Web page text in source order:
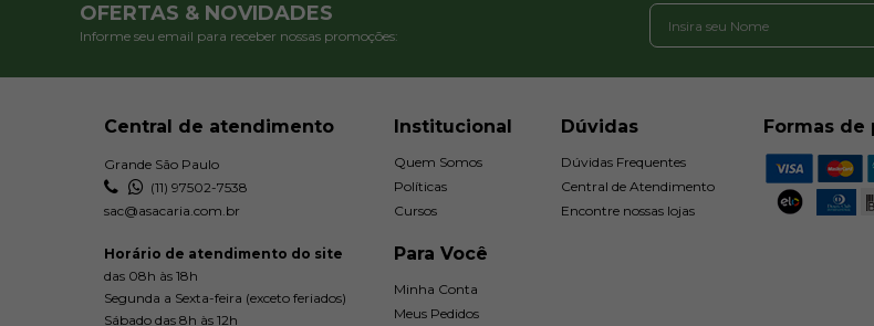
OFERTAS & NOVIDADES
Informe seu email para receber nossas promoções:
Central de atendimento
Grande São Paulo
(11) 97502-7538
sac@asacaria.com.br
Horário de atendimento do site
das 08h às 18h
Segunda a Sexta-feira (exceto feriados)
Sábado das 8h às 12h
Institucional
Quem Somos
Políticas
Cursos
Para Você
Minha Conta
Meus Pedidos
Dúvidas
Dúvidas Frequentes
Central de Atendimento
Encontre nossas lojas
Formas